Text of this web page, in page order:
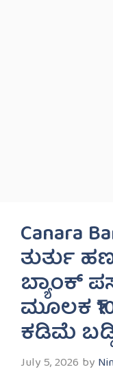
Canara
ತುರ್ತು
ಬ್ಯಾಂಕ್
ಮೂಲಕ
ಕಡಿಮೆ
July 5, 2026 by